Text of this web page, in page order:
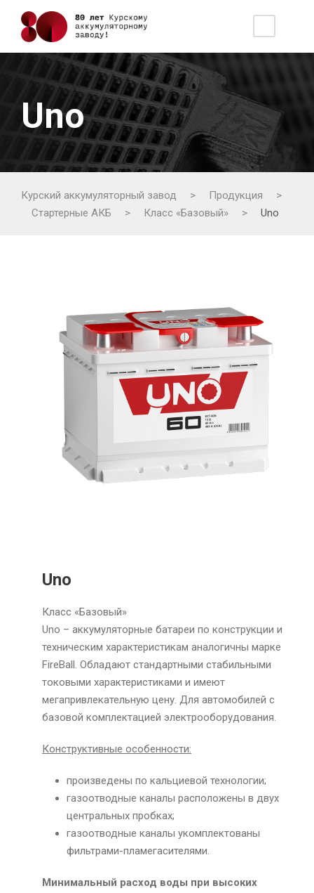
Uno
Курский аккумуляторный завод > Продукция
>
Стартерные АКБ
> Класс «Базовый» > Uno
Uno
Класс «Базовый»
Uno – аккумуляторные батареи по конструкции и
техническим характеристикам аналогичны марке
FireBall. Обладают стандартными стабильными
токовыми характеристиками и имеют
мегапривлекательную цену. Для автомобилей с
базовой комплектацией электрооборудования.
Конструктивные особенности:
произведены по кальциевой технологии;
газоотводные каналы расположены в двух
центральных пробках;
газоотводные каналы укомплектованы
фильтрами-пламегасителями.
Минимальный расход воды при высоких